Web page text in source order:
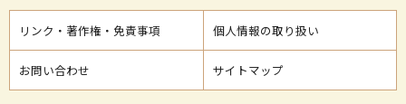
リンク・著作権・免責事項 個人情報の取り扱い
お問い合わせ サイトマップ